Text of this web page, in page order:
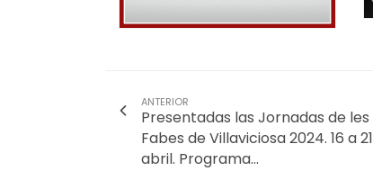
ANTERIOR
Presentadas las Jornadas de les
Fabes de Villaviciosa 2024. 16 a 21
abril. Programa...